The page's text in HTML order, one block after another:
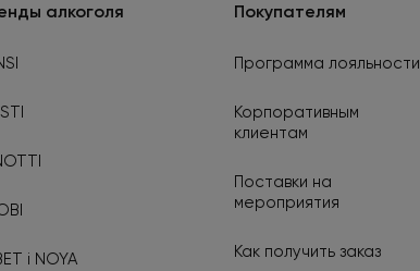
алкоголя
i NOYA
Покупателям
Программа лояльности
Корпоративным
клиентам
Поставки на
мероприятия
Как получить заказ